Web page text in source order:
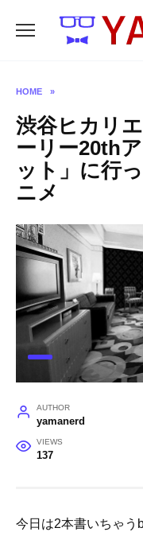
HOME »
渋谷ヒカリ
ーリー20th
ット」に行
ニメ
AUTHOR
yamanerd
VIEWS
137
今日は2本書いちゃう